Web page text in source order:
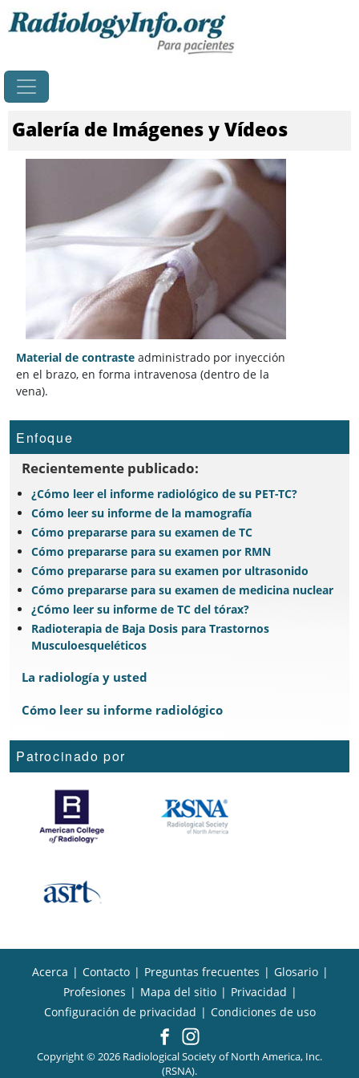
Galería de Imágenes y Vídeos
Material de contraste administrado por inyección
en el brazo, en forma intravenosa (dentro de la
vena).
Enfoque
Recientemente publicado:
¿Cómo leer el informe radiológico de su PET-TC?
Cómo leer su informe de la mamografía
Cómo prepararse para su examen de TC
Cómo prepararse para su examen por RMN
Cómo prepararse para su examen por ultrasonido
Cómo prepararse para su examen de medicina nuclear
¿Cómo leer su informe de TC del tórax?
Radioterapia de Baja Dosis para Trastornos
Musculoesqueléticos
La radiología y usted
Cómo leer su informe radiológico
Patrocinado por
Acerca | Contacto | Preguntas frecuentes | Glosario |
Profesiones | Mapa del sitio | Privacidad |
Configuración de privacidad | Condiciones de uso
Copyright © 2026 Radiological Society of North America, Inc.
(RSNA).